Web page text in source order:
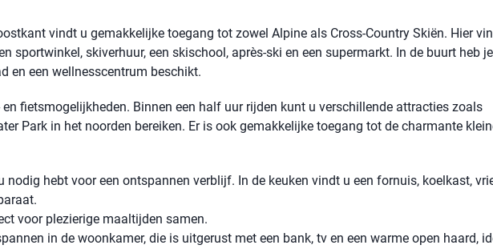
vindt u gemakkelijke toegang tot zowel Alpine als Cross-Country Skiën. Hier
sportwinkel, skiverhuur, een skischool, après-ski en een supermarkt. In de buurt heb
en een wellnesscentrum beschikt.
fietsmogelijkheden. Binnen een half uur rijden kunt u verschillende attracties zoals
Park in het noorden bereiken. Er is ook gemakkelijke toegang tot de charmante
hebt voor een ontspannen verblijf. In de keuken vindt u een fornuis, koelkast,
voor plezierige maaltijden samen.
in de woonkamer, die is uitgerust met een bank, tv en een warme open haard,